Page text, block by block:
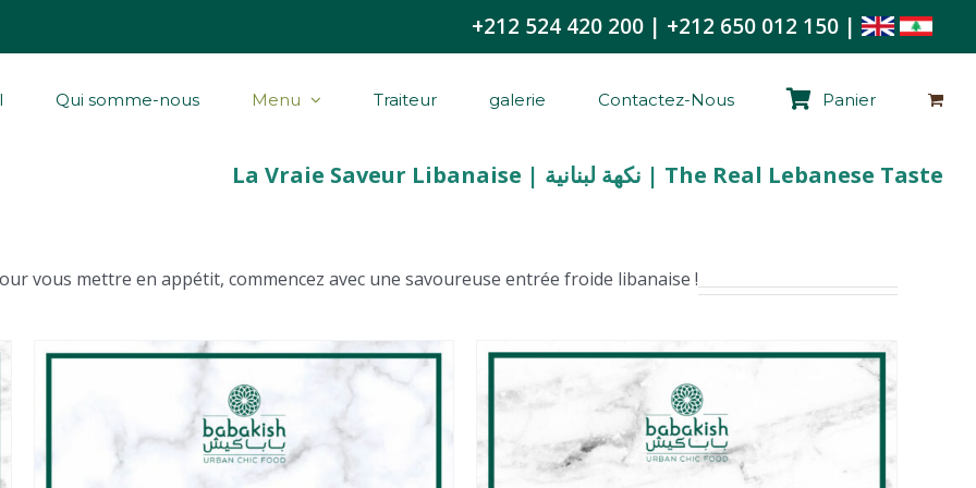
+212 524 420 200 | +212 650 012 150 |
Qui somme-nous Menu Traiteur galerie Contactez-Nous Panier
La Vraie Saveur Libanaise | نكهة لبنانية | The Real Lebanese Taste
vous mettre en appétit, commencez avec une savoureuse entrée froide libanaise !